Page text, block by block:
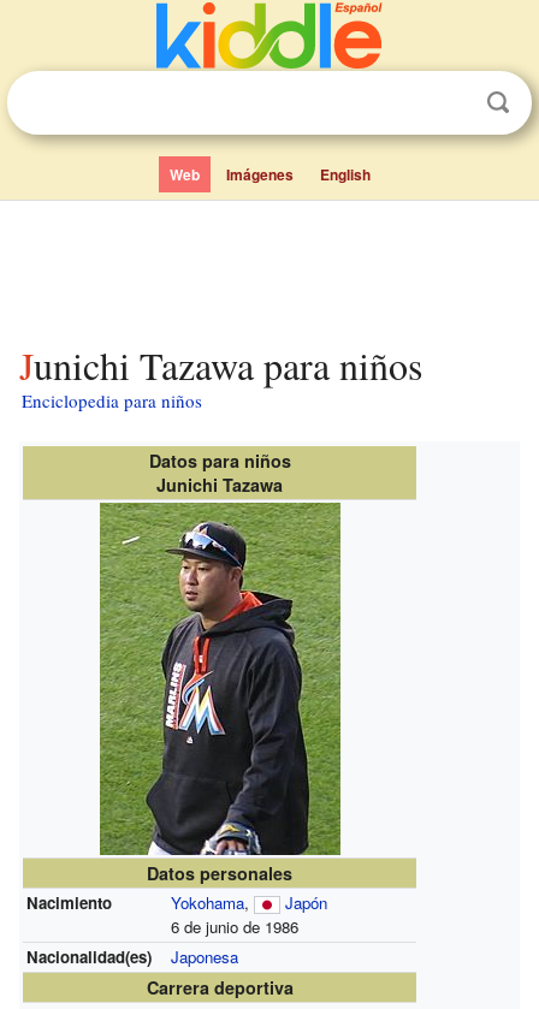
Web Imágenes English
Junichi Tazawa para niños
Enciclopedia para niños
Datos para niños
Junichi Tazawa
Datos personales
Nacimiento Yokohama,
Japón
6 de junio de 1986
Nacionalidad(es)
Japonesa
Carrera deportiva